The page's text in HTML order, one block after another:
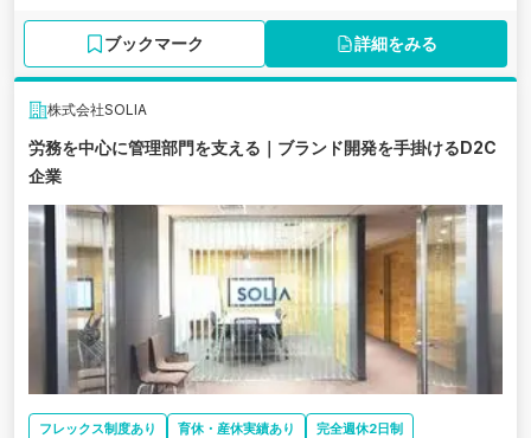
ブックマーク 詳細をみる
株式会社SOLIA
労務を中心に管理部門を支える｜ブランド開発を手掛けるD2C
企業
フレックス制度あり 育休・産休実績あり
完全週休2日制